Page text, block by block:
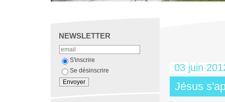
NEWSLETTER
S'inscrire
Se désinscrire
03 juin
Jésus